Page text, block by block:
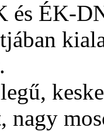
és ÉK-
nagy